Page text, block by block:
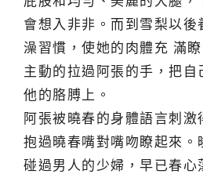
會想入非非。而到雪梨以後
澡習慣，使她的肉體充 滿
主動的拉過阿張的手，把自
他的胳膊上。
阿張被曉春的身體語言刺
抱過曉春嘴對嘴吻瞭起來。
碰過男人的少婦，早已春心